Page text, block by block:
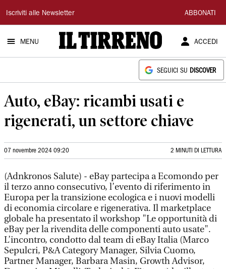
Il
Tirreno
Iscriviti alle Newsletter ABBONATI
MENU ACCEDI
SEGUICI SU DISCOVER
Auto, eBay: ricambi usati e
rigenerati, un settore chiave
07 novembre 2024 09:20 2 MINUTI DI LETTURA
(Adnkronos Salute) - eBay partecipa a Ecomondo per
il terzo anno consecutivo, l’evento di riferimento in
Europa per la transizione ecologica e i nuovi modelli
di economia circolare e rigenerativa. Il marketplace
globale ha presentato il workshop "Le opportunità di
eBay per la rivendita delle componenti auto usate".
L’incontro, condotto dal team di eBay Italia (Marco
Sepulcri, P&A Category Manager, Silvia Cuomo,
Partner Manager, Barbara Masin, Growth Advisor,